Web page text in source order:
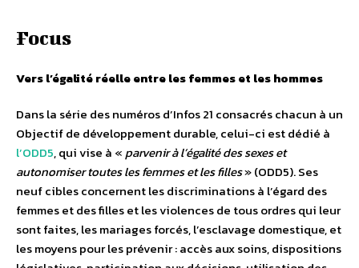
Focus
Vers l’égalité réelle entre les femmes et les hommes
Dans la série des numéros d’Infos 21 consacrés chacun à un
Objectif de développement durable, celui-ci est dédié à
l’ODD5, qui vise à «parvenir à l’égalité des sexes et
autonomiser toutes les femmes et les filles» (ODD5). Ses
neuf cibles concernent les discriminations à l’égard des
femmes et des filles et les violences de tous ordres qui leur
sont faites, les mariages forcés, l’esclavage domestique, et
les moyens pour les prévenir : accès aux soins, dispositions